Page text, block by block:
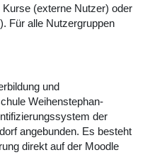
(externe Nutzer) oder
Für alle Nutzergruppen
und
Weihenstephan-
der
angebunden. Es besteht
direkt auf der Moodle